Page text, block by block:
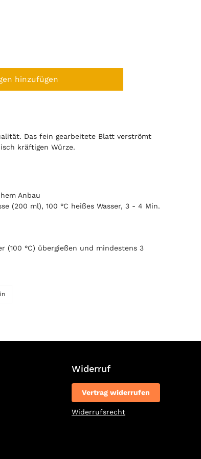
hinzufügen
Das fein gearbeitete Blatt verströmt
kräftigen Würze.
Anbau
(200 ml), 100 °C heißes Wasser, 3 - 4 Min.
(100 °C) übergießen und mindestens 3
Widerruf
Vertrag widerrufen
Widerrufsrecht